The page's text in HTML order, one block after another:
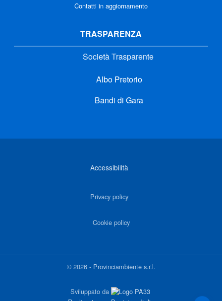
Contatti in aggiornamento
TRASPARENZA
Società Trasparente
Albo Pretorio
Bandi di Gara
Accessibilità
Privacy policy
Cookie policy
©2026- Provinciambiente s.r.l.
Sviluppato da